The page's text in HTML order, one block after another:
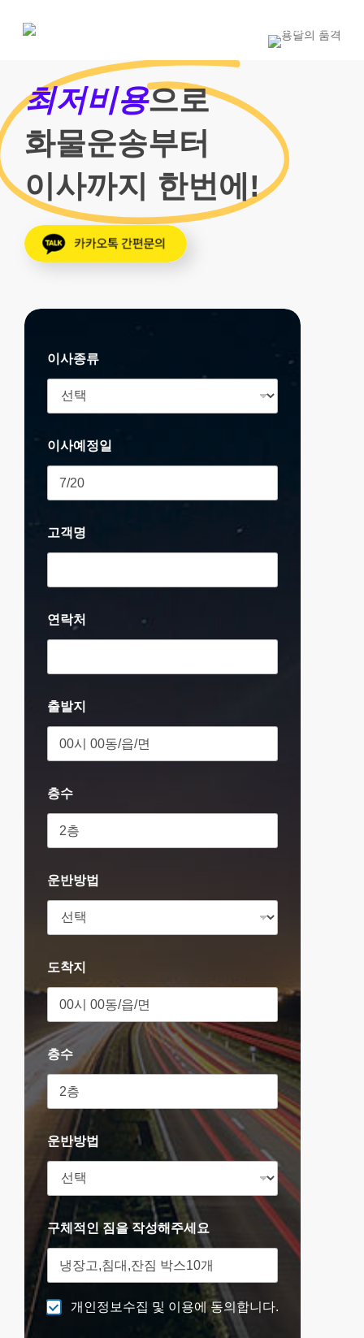
1800-7455
최저비용으로
화물운송부터
이사까지 한번에!
이사종류
이사예정일
고객명
연락처
출발지
층수
운반방법
도착지
층수
운반방법
구체적인 짐을 작성해주세요
개인정보수집 및 이용에 동의합니다.